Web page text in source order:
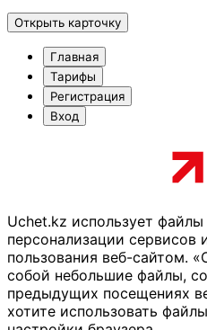
Открыть карточку
Главная
Тарифы
Регистрация
Вход
Uchet.kz использует
персонализации сервисов
пользования веб-сайтом.
собой небольшие файлы,
предыдущих посещениях
хотите использовать